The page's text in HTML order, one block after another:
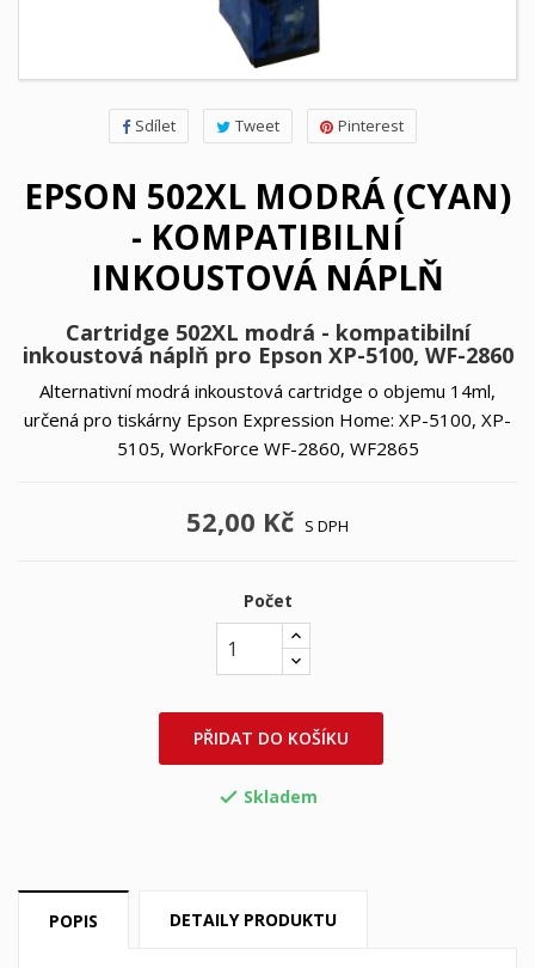
Sdílet Tweet Pinterest
EPSON 502XL MODRÁ (CYAN)
- KOMPATIBILNÍ
INKOUSTOVÁ NÁPLŇ
Cartridge 502XL modrá - kompatibilní
inkoustová náplň pro Epson XP-5100, WF-2860
Alternativní modrá inkoustová cartridge o objemu 14ml,
určená pro tiskárny Epson Expression Home: XP-5100, XP-
5105, WorkForce WF-2860, WF2865
52,00 Kč S DPH
Počet
PŘIDAT DO KOŠÍKU
 Skladem
POPIS DETAILY PRODUKTU